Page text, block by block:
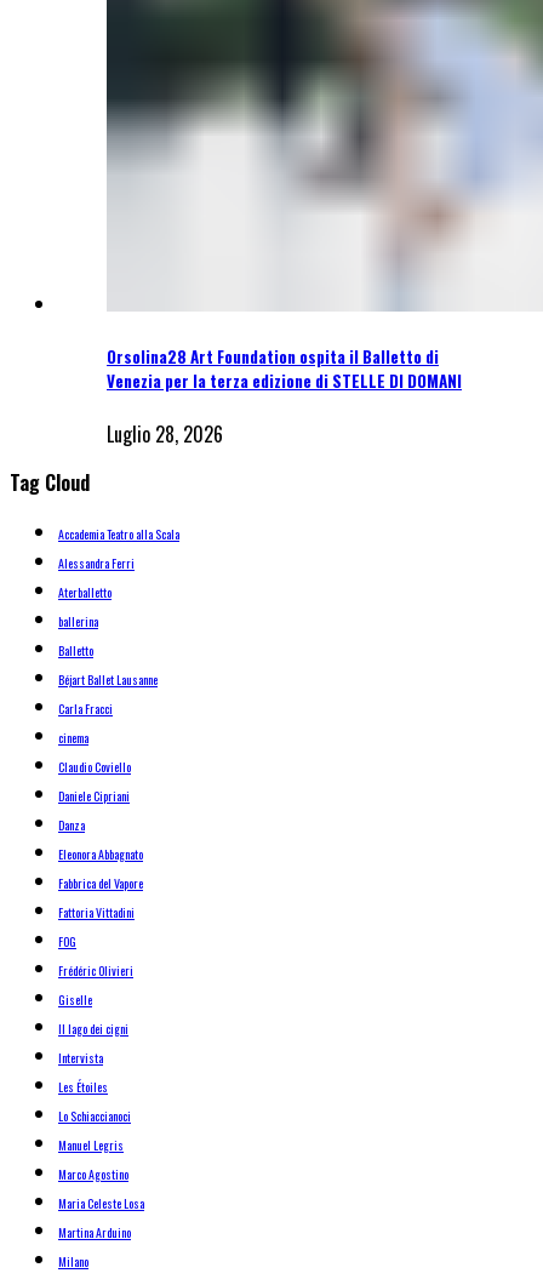
Orsolina28 Art Foundation ospita il Balletto di
Venezia per la terza edizione di STELLE DI DOMANI
Luglio 28, 2026
Tag Cloud
Accademia Teatro alla Scala
Alessandra Ferri
Aterballetto
ballerina
Balletto
Béjart Ballet Lausanne
Carla Fracci
cinema
Claudio Coviello
Daniele Cipriani
Danza
Eleonora Abbagnato
Fabbrica del Vapore
Fattoria Vittadini
FOG
Frédéric Olivieri
Giselle
Il lago dei cigni
Intervista
Les Étoiles
Lo Schiaccianoci
Manuel Legris
Marco Agostino
Maria Celeste Losa
Martina Arduino
Milano